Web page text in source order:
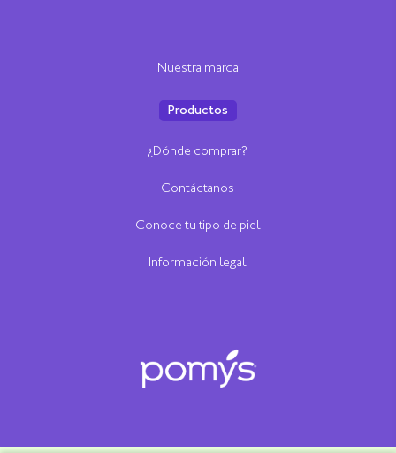
Nuestra marca
Productos
¿Dónde comprar?
Contáctanos
Conoce tu tipo de piel
Información legal